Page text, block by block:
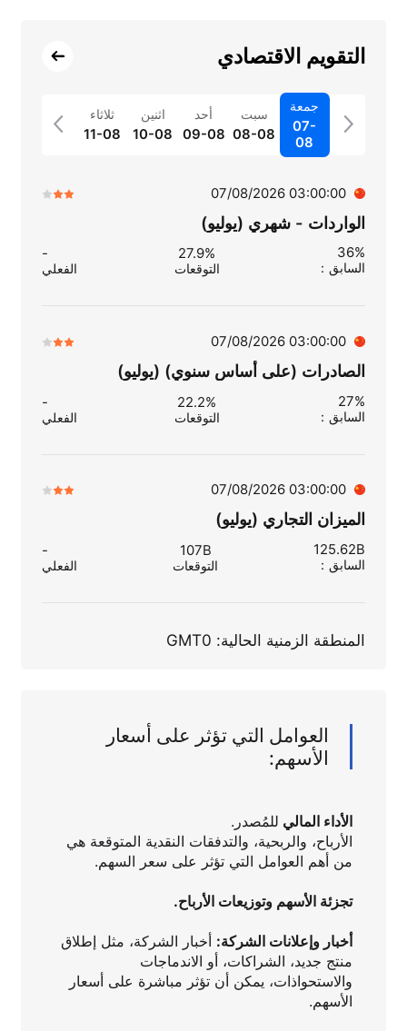
التقويم الاقتصادي
جمعة
07-
08
سبت
08-08
أحد
09-08
اثنين
10-08
ثلاثاء
11-08
03:00:00 07/08/2026
الواردات - شهري (يوليو)
36%
السابق：
27.9%
التوقعات
-
الفعلي
03:00:00 07/08/2026
الصادرات (على أساس سنوي) (يوليو)
27%
السابق ：
22.2%
التوقعات
-
الفعلي
03:00:00 07/08/2026
الميزان التجاري (يوليو)
125.62B
السابق ：
107B
التوقعات
-
الفعلي
المنطقة الزمنية الحالية: GMT0
العوامل التي تؤثر على أسعار
الأسهم:
الأداء المالي ‏ للمُصدر.
الأرباح، والربحية، والتدفقات النقدية المتوقعة هي
من أهم العوامل التي تؤثر على سعر السهم.
تجزئة الأسهم وتوزيعات الأرباح.
أخبار وإعلانات الشركة: أخبار الشركة، مثل إطلاق
منتج جديد، الشراكات، أو الاندماجات
والاستحواذات، يمكن أن تؤثر مباشرة على أسعار
الأسهم.